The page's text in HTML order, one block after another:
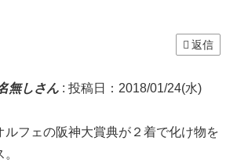
返信
無しさん : 投稿日：2018/01/24(水)
ルフェの阪神大賞典が２着で化け物を